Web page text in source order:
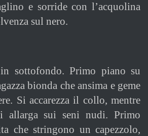
e sorride con l’acquolina
sul nero.
sottofondo. Primo piano su
bionda che ansima e geme
Si accarezza il collo, mentre
allarga sui seni nudi. Primo
che stringono un capezzolo,